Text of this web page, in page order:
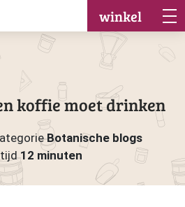
winkel
koffie moet drinken
Botanische blogs
12 minuten